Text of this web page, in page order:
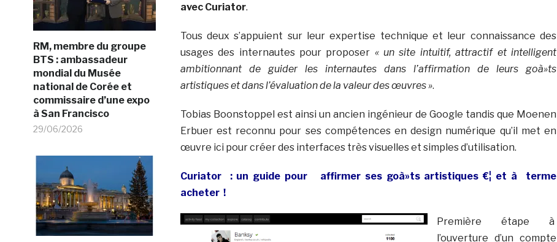
RM, membre du groupe
BTS : ambassadeur
mondial du Musée
national de Corée et
commissaire d’une expo
à San Francisco
29/06/2026
avec Curiator.
Tous deux s’appuient sur leur expertise technique et leur connaissance des
usages des internautes pour proposer « un site intuitif, attractif et intelligent
ambitionnant de guider les internautes dans l’affirmation de leurs goà»ts
artistiques et dans l’évaluation de la valeur des œuvres ».
Tobias Boonstoppel est ainsi un ancien ingénieur de Google tandis que Moenen
Erbuer est reconnu pour ses compétences en design numérique qu’il met en
œuvre ici pour créer des interfaces très visuelles et simples d’utilisation.
Curiator : un guide pour affirmer ses goà»ts artistiques €¦ et à terme
acheter !
Première étape à
l’ouverture d’un compte